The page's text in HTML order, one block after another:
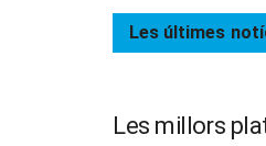
Les últimes
Les millors